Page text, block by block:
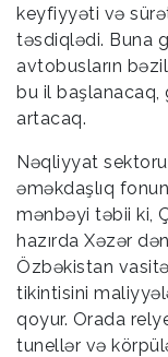
keyfiyyəti və
təsdiqlədi. Buna
avtobusların
bu il başlanacaq,
artacaq.
Nəqliyyat
əməkdaşlıq
mənbəyi təbii ki,
hazırda Xəzər
Özbəkistan
tikintisini
qoyur. Orada
tunellər və